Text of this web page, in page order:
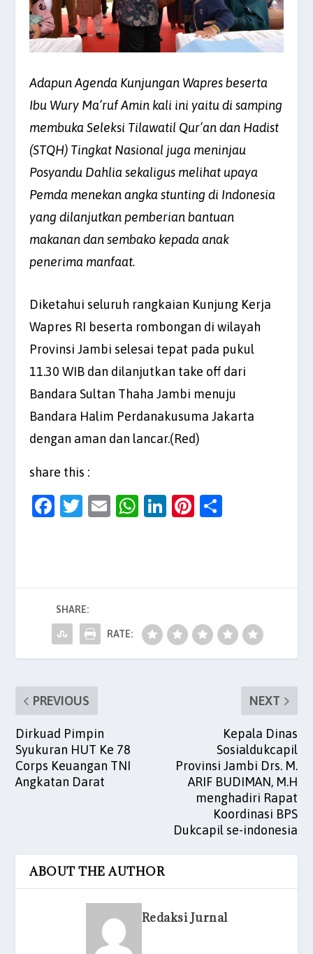
Adapun Agenda Kunjungan Wapres beserta
Ibu Wury Ma’ruf Amin kali ini yaitu di samping
membuka Seleksi Tilawatil Qur’an dan Hadist
(STQH) Tingkat Nasional juga meninjau
Posyandu Dahlia sekaligus melihat upaya
Pemda menekan angka stunting di Indonesia
yang dilanjutkan pemberian bantuan
makanan dan sembako kepada anak
penerima manfaat.
Diketahui seluruh rangkaian Kunjung Kerja
Wapres RI beserta rombongan di wilayah
Provinsi Jambi selesai tepat pada pukul
11.30 WIB dan dilanjutkan take off dari
Bandara Sultan Thaha Jambi menuju
Bandara Halim Perdanakusuma Jakarta
dengan aman dan lancar.(Red)
share this :
F
b
o
o
k
T
E
W
A
p
p
Li
dI
n
Pi
t
SHARE:
RATE:
PREVIOUS
Dirkuad Pimpin
Syukuran HUT Ke 78
Corps Keuangan TNI
Angkatan Darat
NEXT
Kepala Dinas
Sosialdukcapil
Provinsi Jambi Drs. M.
ARIF BUDIMAN, M.H
menghadiri Rapat
Koordinasi BPS
Dukcapil se-indonesia
ABOUT THE AUTHOR
Redaksi Jurnal